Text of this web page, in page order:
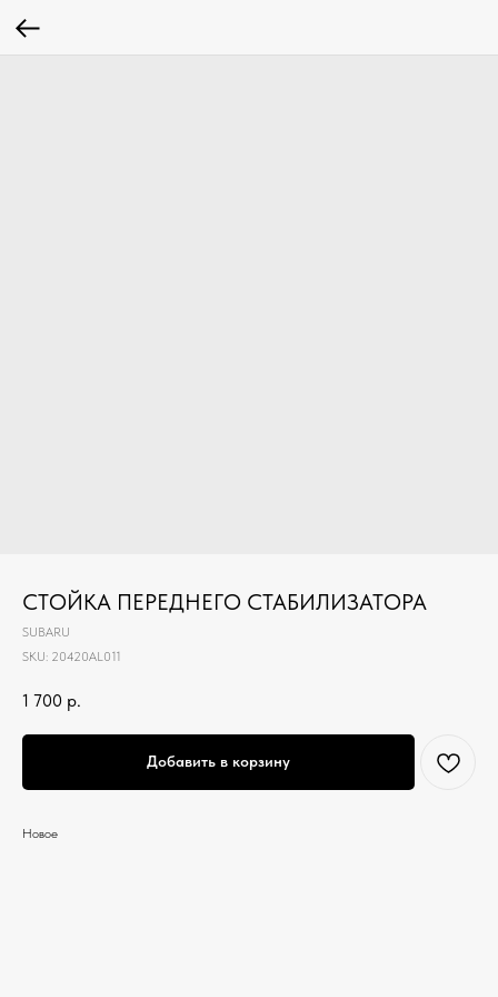
СТОЙКА ПЕРЕДНЕГО СТАБИЛИЗАТОРА
SUBARU
SKU: 20420AL011
1 700 р.
Добавить в корзину
Новое